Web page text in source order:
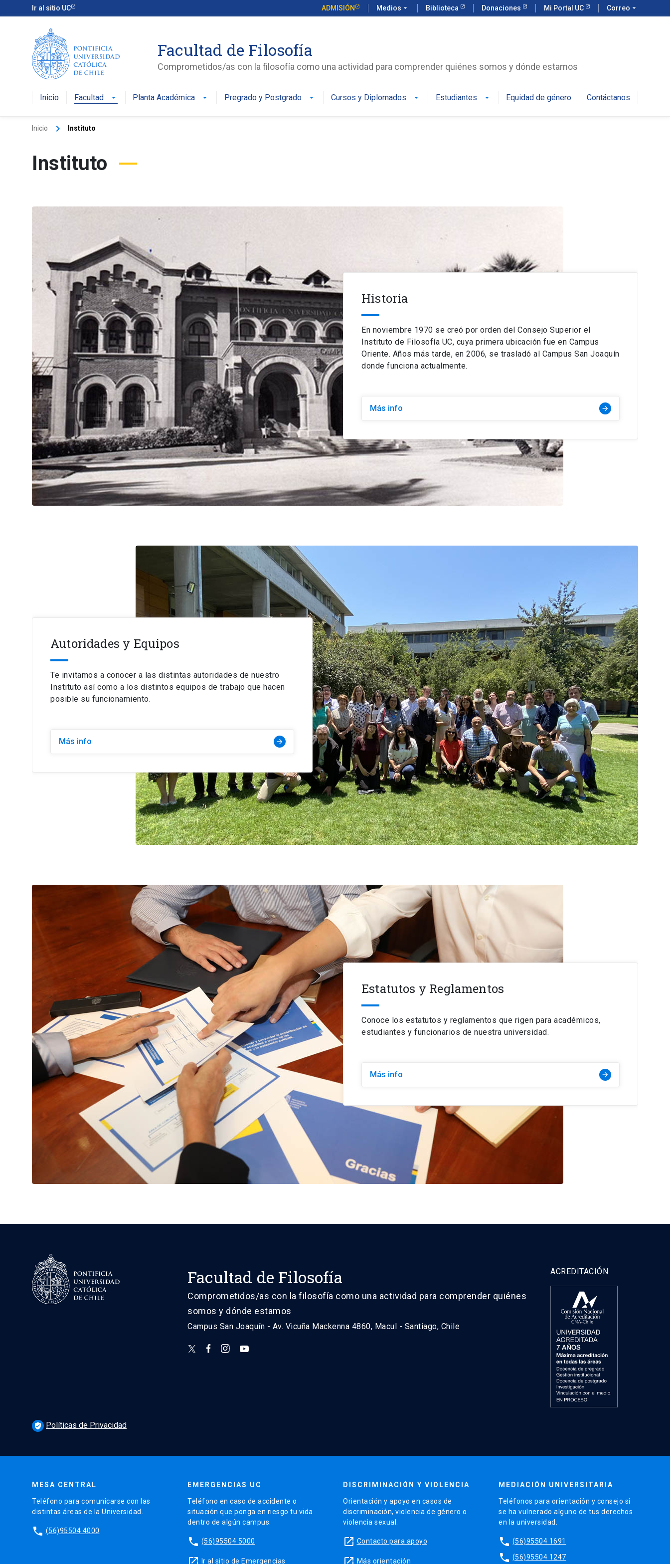
Ir al sitio UC ADMISIÓN Medios arrow_drop_down Biblioteca Donaciones Mi Portal UC Correo arrow_drop_down
Facultad de Filosofía
Comprometidos/as con la filosofía como una actividad para comprender quiénes somos y dónde estamos
Inicio Facultad arrow_drop_down Planta Académica arrow_drop_down Pregrado y Postgrado arrow_drop_down Cursos y Diplomados arrow_drop_down Estudiantes arrow_drop_down Equidad de género Contáctanos
Inicio keyboard_arrow_right Instituto
Instituto
Historia
En noviembre 1970 se creó por orden del Consejo Superior el
Instituto de Filosofía UC, cuya primera ubicación fue en Campus
Oriente. Años más tarde, en 2006, se trasladó al Campus San Joaquín
donde funciona actualmente.
Más info arrow_forward
Autoridades y Equipos
Te invitamos a conocer a las distintas autoridades de nuestro
Instituto así como a los distintos equipos de trabajo que hacen
posible su funcionamiento.
Más info arrow_forward
Estatutos y Reglamentos
Conoce los estatutos y reglamentos que rigen para académicos,
estudiantes y funcionarios de nuestra universidad.
Más info arrow_forward
Facultad de Filosofía
Comprometidos/as con la filosofía como una actividad para comprender quiénes
somos y dónde estamos
Campus San Joaquín - Av. Vicuña Mackenna 4860, Macul - Santiago, Chile
ACREDITACIÓN
verified_user Políticas de Privacidad
MESA CENTRAL
Teléfono para comunicarse con las
distintas áreas de la Universidad.
phone (56)95504 4000
EMERGENCIAS UC
Teléfono en caso de accidente o
situación que ponga en riesgo tu vida
dentro de algún campus.
phone (56)95504 5000
launch Ir al sitio de Emergencias
DISCRIMINACIÓN Y VIOLENCIA
Orientación y apoyo en casos de
discriminación, violencia de género o
violencia sexual.
launch Contacto para apoyo
launch Más orientación
MEDIACIÓN UNIVERSITARIA
Teléfonos para orientación y consejo si
se ha vulnerado alguno de tus derechos
en la universidad.
phone (56)95504 1691
phone (56)95504 1247